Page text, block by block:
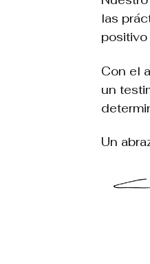
las
Con el
un
Un